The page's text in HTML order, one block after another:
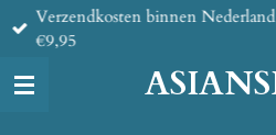
Ga
direct
de
Verzendkosten binnen
€9,95